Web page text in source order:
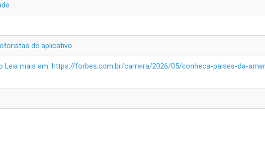
de aplicativo
Leia mais em: https://forbes.com.br/carreira/2026/05/conheca-paises-da-